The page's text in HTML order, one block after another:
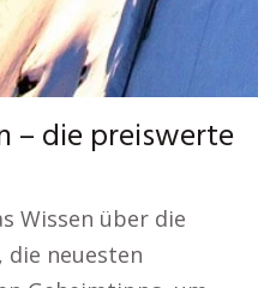
– die preiswerte
Wissen über die
die neuesten